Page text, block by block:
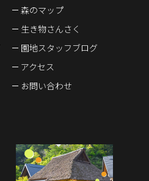
森のマップ
生き物さんさく
園地スタッフブログ
アクセス
お問い合わせ